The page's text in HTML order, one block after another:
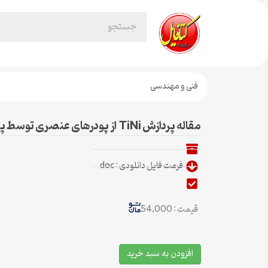
فنی و مهندسی
مقاله پردازش TiNi از پودرهای عنصری توسط پرسکاری ایزواستاتیکی داغ
فرمت فایل دانلودی : doc
قیمت : 54,000
افزودن به سبد خرید